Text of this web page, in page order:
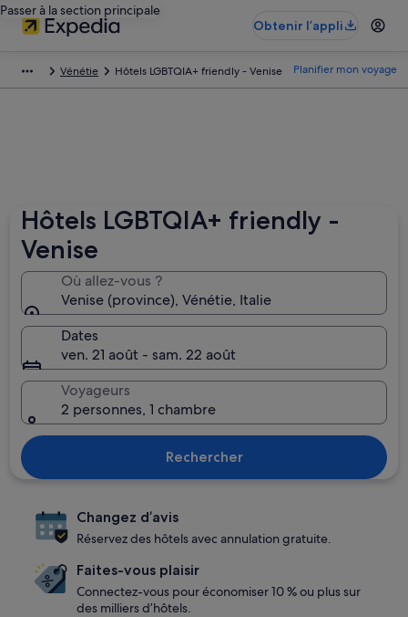
Passer à la section principale
Obtenir l’appli
Vénétie Hôtels LGBTQIA+ friendly - Venise Planifier mon voyage
Hôtels LGBTQIA+ friendly -
Venise
Où allez-vous ?
Venise (province), Vénétie, Italie
Dates
ven. 21 août - sam. 22 août
Voyageurs
2 personnes, 1 chambre
Rechercher
Changez d’avis
Réservez des hôtels avec annulation gratuite.
Faites-vous plaisir
Connectez-vous pour économiser 10 % ou plus sur
des milliers d’hôtels.